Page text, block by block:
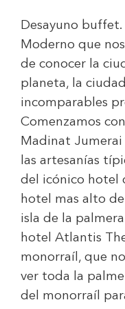
Desayuno
Moderno que
de conocer la
planeta, la
incomparables
Comenzamos
Madinat
las artesanías
del icónico hotel
hotel mas alto
isla de la
hotel Atlantis
monorraíl, que
ver toda la
del monorraíl